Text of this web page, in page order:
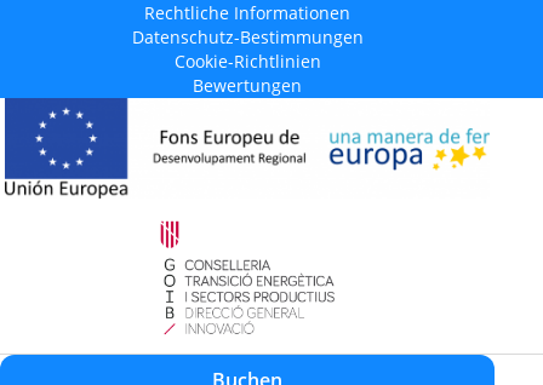
Rechtliche Informationen
Datenschutz-Bestimmungen
Cookie-Richtlinien
Bewertungen
Aquest projecte està cofinançat en un 50% amb càrrec al programa Operatiu